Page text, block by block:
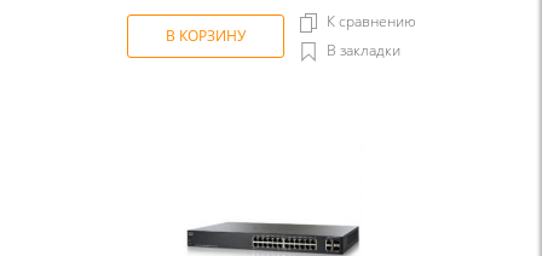
В КОРЗИНУ
К сравнению
В закладки